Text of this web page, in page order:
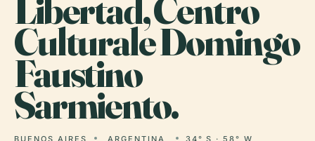
Libertad, Centro
Culturale Domingo
Faustino
Sarmiento.
BUENOS AIRES ARGENTINA 34° S · 58° W